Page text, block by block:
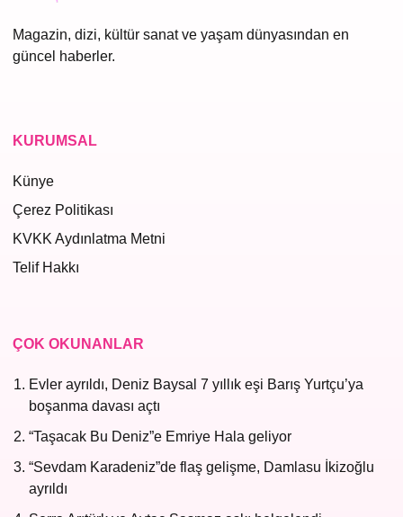
Magazin, dizi, kültür sanat ve yaşam dünyasından en
güncel haberler.
KURUMSAL
Künye
Çerez Politikası
KVKK Aydınlatma Metni
Telif Hakkı
ÇOK OKUNANLAR
Evler ayrıldı, Deniz Baysal 7 yıllık eşi Barış Yurtçu’ya
boşanma davası açtı
“Taşacak Bu Deniz”e Emriye Hala geliyor
“Sevdam Karadeniz”de flaş gelişme, Damlasu İkizoğlu
ayrıldı